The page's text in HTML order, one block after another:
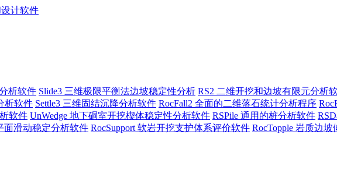
析软件 Slide3 三维极限平衡法边坡稳定性分析 RS2 二维开挖和边坡有限元分析
析软件 Settle3 三维固结沉降分析软件 RocFall2 全面的二维落石统计分析程序
软件 UnWedge 地下硐室开挖楔体稳定性分析软件 RSPile 通用的桩分析软件
面滑动稳定分析软件 RocSupport 软岩开挖支护体系评价软件 RocTopple 岩质边